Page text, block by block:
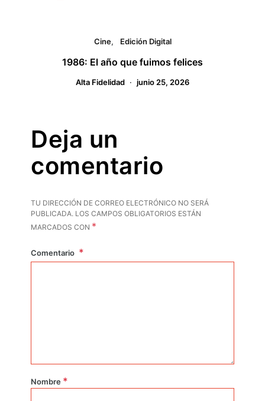
Cine Edición Digital
1986: El año que fuimos felices
Alta Fidelidad junio 25, 2026
Deja un
comentario
TU DIRECCIÓN DE CORREO ELECTRÓNICO NO SERÁ
PUBLICADA. LOS CAMPOS OBLIGATORIOS ESTÁN
MARCADOS CON *
Comentario
Nombre *